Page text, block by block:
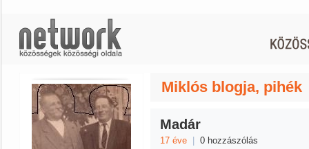
Miklós blogja, pihék
Madár
17 éve 0 hozzászólás